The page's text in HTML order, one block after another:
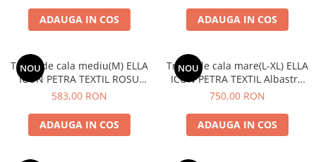
ADAUGA IN COS ADAUGA IN COS
NOU
Troler de cala mediu(M) ELLA
ICON PETRA TEXTIL ROSU
69X41X28 CM
583,00 RON
ADAUGA IN COS
NOU
Troler de cala mare(L-XL) ELLA
ICON PETRA TEXTIL Albastru
79X46X30 CM
750,00 RON
ADAUGA IN COS